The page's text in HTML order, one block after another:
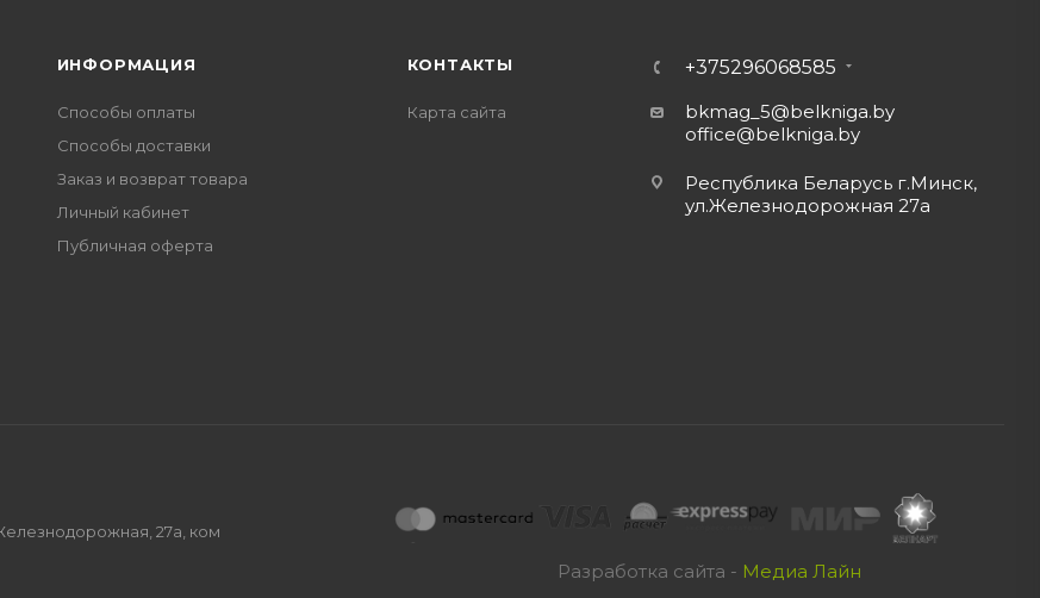
ИНФОРМАЦИЯ
Способы оплаты
Способы доставки
Заказ и возврат товара
Личный кабинет
Публичная оферта
КОНТАКТЫ
Карта сайта
+375296068585
bkmag_5@belkniga.by
office@belkniga.by
Республика Беларусь г.Минск,
ул.Железнодорожная 27а
Разработка сайта - Медиа Лайн
27а, ком